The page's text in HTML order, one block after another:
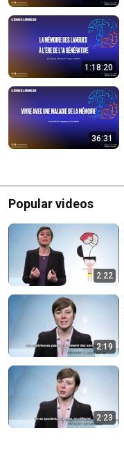
1:18:20
36:31
Popular videos
2:22
2:19
2:23